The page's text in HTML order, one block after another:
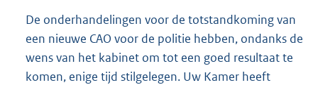
De onderhandelingen voor de totstandkoming van
een nieuwe CAO voor de politie hebben, ondanks de
wens van het kabinet om tot een goed resultaat te
komen, enige tijd stilgelegen. Uw Kamer heeft